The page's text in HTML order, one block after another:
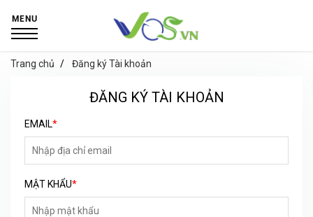
MENU
Trang chủ Đăng ký Tài khoản
ĐĂNG KÝ TÀI KHOẢN
EMAIL*
MẬT KHẨU*